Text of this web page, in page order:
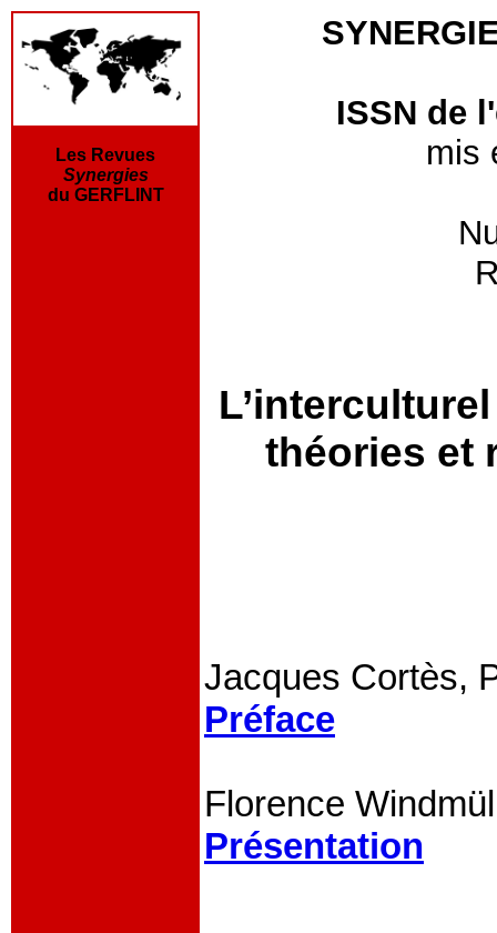
Les Revues
Synergies
du GERFLINT
ISSN de
mis
théories et
Jacques Cortès,
Préface
Florence
Présentation